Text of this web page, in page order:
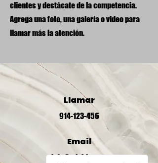
clientes y destácate de la competencia.
Agrega una foto, una galería o video para
llamar más la atención.
Llamar
914-123-456
Email
info@misitio.com